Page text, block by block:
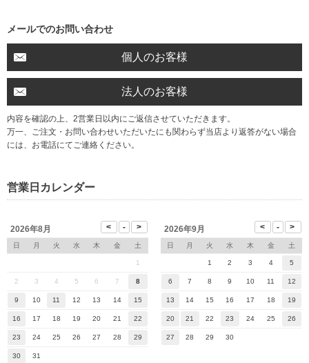
メールでのお問い合わせ
個人のお客様
法人のお客様
内容を確認の上、2営業日以内にご返信させていただきます。
万一、ご注文・お問い合わせいただいたにも関わらず当店より返答がない場合
には、お電話にてご連絡ください。
営業日カレンダー
2026年8月
日 月 火 水 木 金 土
1
2 3 4 5 6 7 8
9 10 11 12 13 14 15
16 17 18 19 20 21 22
23 24 25 26 27 28 29
30 31
2026年9月
日 月 火 水 木 金 土
1 2 3 4 5
6 7 8 9 10 11 12
13 14 15 16 17 18 19
20 21 22 23 24 25 26
27 28 29 30